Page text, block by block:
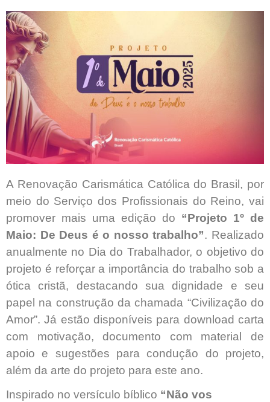
A Renovação Carismática Católica do Brasil, por
meio do Serviço dos Profissionais do Reino, vai
promover mais uma edição do “Projeto 1º de
Maio: De Deus é o nosso trabalho”. Realizado
anualmente no Dia do Trabalhador, o objetivo do
projeto é reforçar a importância do trabalho sob a
ótica cristã, destacando sua dignidade e seu
papel na construção da chamada “Civilização do
Amor”. Já estão disponíveis para download carta
com motivação, documento com material de
apoio e sugestões para condução do projeto,
além da arte do projeto para este ano.
Inspirado no versículo bíblico “Não vos